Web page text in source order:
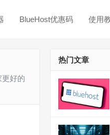
BlueHost优惠码 使用
好的
热门文章